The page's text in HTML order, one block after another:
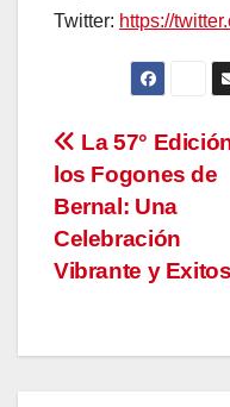
Twitter: https://
de
entradas
La 57°
los Fogones de
Bernal: Una
Celebración
Vibrante y